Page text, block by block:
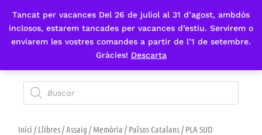
Tancat per vacances Del 26 de juliol al 31 d’agost, ambdós
inclosos, estarem tancades per vacances d’estiu. Servirem o
enviarem les vostres comandes a partir de l’1 de setembre.
Gràcies! Descarta
Fes-te'n sòcia
Inici /Llibres/Assaig /Memòria /Països Catalans/ PLA SUD